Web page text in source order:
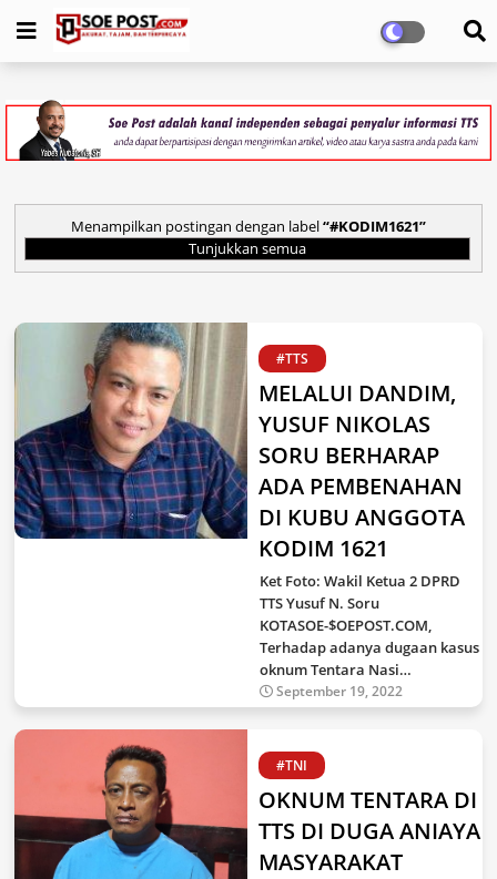
Menampilkan postingan dengan label #KODIM1621
Tunjukkan semua
#TTS
MELALUI DANDIM,
YUSUF NIKOLAS
SORU BERHARAP
ADA PEMBENAHAN
DI KUBU ANGGOTA
KODIM 1621
Ket Foto: Wakil Ketua 2 DPRD
TTS Yusuf N. Soru
KOTASOE-$OEPOST.COM,
Terhadap adanya dugaan kasus
oknum Tentara Nasi…
September 19, 2022
#TNI
OKNUM TENTARA DI
TTS DI DUGA ANIAYA
MASYARAKAT